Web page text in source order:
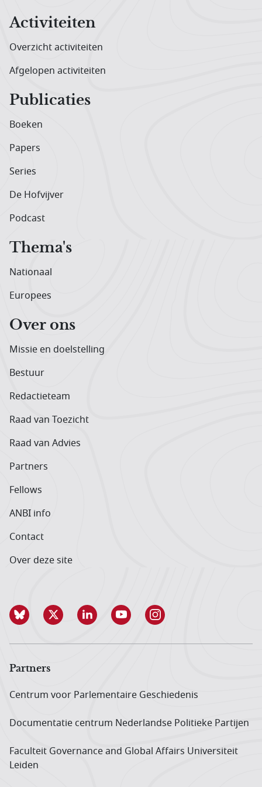
Activiteiten
Overzicht activiteiten
Afgelopen activiteiten
Publicaties
Boeken
Papers
Series
De Hofvijver
Podcast
Thema's
Nationaal
Europees
Over ons
Missie en doelstelling
Bestuur
Redactieteam
Raad van Toezicht
Raad van Advies
Partners
Fellows
ANBI info
Contact
Over deze site
Partners
Centrum voor Parlementaire Geschiedenis
Documentatie centrum Neder­landse Politieke Partijen
Faculteit Governance and Global Affairs Universiteit
Leiden